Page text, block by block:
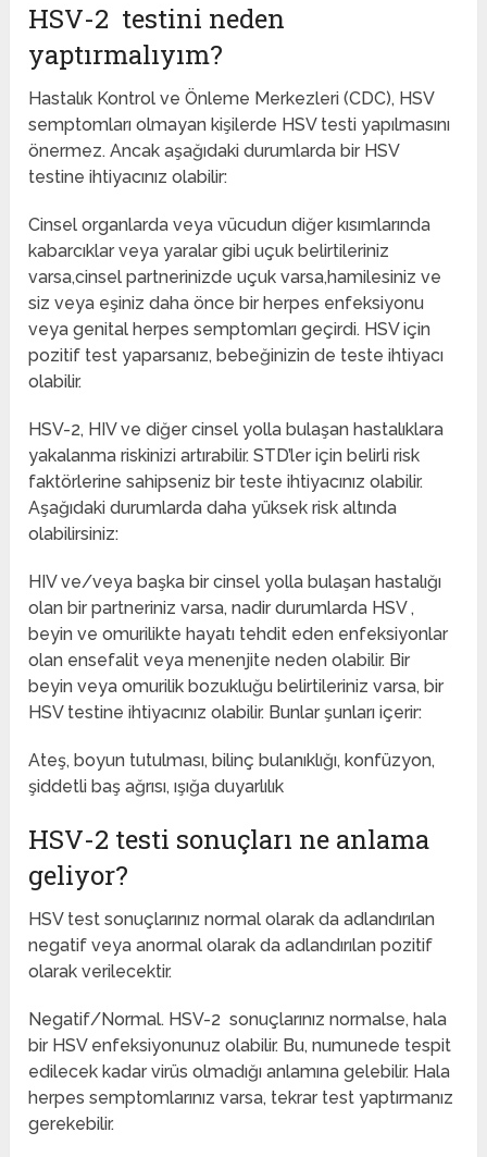
HSV-2 testini neden
yaptırmalıyım?
Hastalık Kontrol ve Önleme Merkezleri (CDC), HSV
semptomları olmayan kişilerde HSV testi yapılmasını
önermez. Ancak aşağıdaki durumlarda bir HSV
testine ihtiyacınız olabilir:
Cinsel organlarda veya vücudun diğer kısımlarında
kabarcıklar veya yaralar gibi uçuk belirtileriniz
varsa,cinsel partnerinizde uçuk varsa,hamilesiniz ve
siz veya eşiniz daha önce bir herpes enfeksiyonu
veya genital herpes semptomları geçirdi. HSV için
pozitif test yaparsanız, bebeğinizin de teste ihtiyacı
olabilir.
HSV-2, HIV ve diğer cinsel yolla bulaşan hastalıklara
yakalanma riskinizi artırabilir. STD’ler için belirli risk
faktörlerine sahipseniz bir teste ihtiyacınız olabilir.
Aşağıdaki durumlarda daha yüksek risk altında
olabilirsiniz:
HIV ve/veya başka bir cinsel yolla bulaşan hastalığı
olan bir partneriniz varsa, nadir durumlarda HSV ,
beyin ve omurilikte hayatı tehdit eden enfeksiyonlar
olan ensefalit veya menenjite neden olabilir. Bir
beyin veya omurilik bozukluğu belirtileriniz varsa, bir
HSV testine ihtiyacınız olabilir. Bunlar şunları içerir:
Ateş, boyun tutulması, bilinç bulanıklığı, konfüzyon,
şiddetli baş ağrısı, ışığa duyarlılık
HSV-2 testi sonuçları ne anlama
geliyor?
HSV test sonuçlarınız normal olarak da adlandırılan
negatif veya anormal olarak da adlandırılan pozitif
olarak verilecektir.
Negatif/Normal. HSV-2 sonuçlarınız normalse, hala
bir HSV enfeksiyonunuz olabilir. Bu, numunede tespit
edilecek kadar virüs olmadığı anlamına gelebilir. Hala
herpes semptomlarınız varsa, tekrar test yaptırmanız
gerekebilir.